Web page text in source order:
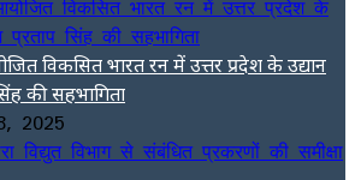
विकसित भारत रन में उत्तर प्रदेश के उद्यान
की सहभागिता
2025